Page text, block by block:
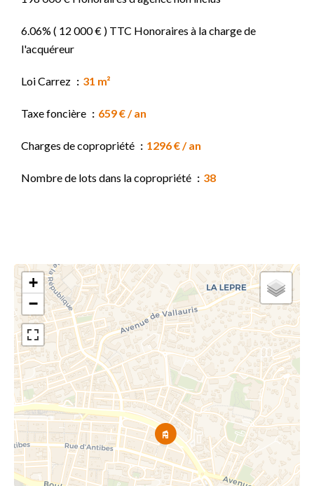
6.06% ( 12 000 € ) TTC Honoraires à la charge de
l'acquéreur
Loi Carrez 31 m²
Taxe foncière 659 € / an
Charges de copropriété 1296 € / an
Nombre de lots dans la copropriété 38
+
−